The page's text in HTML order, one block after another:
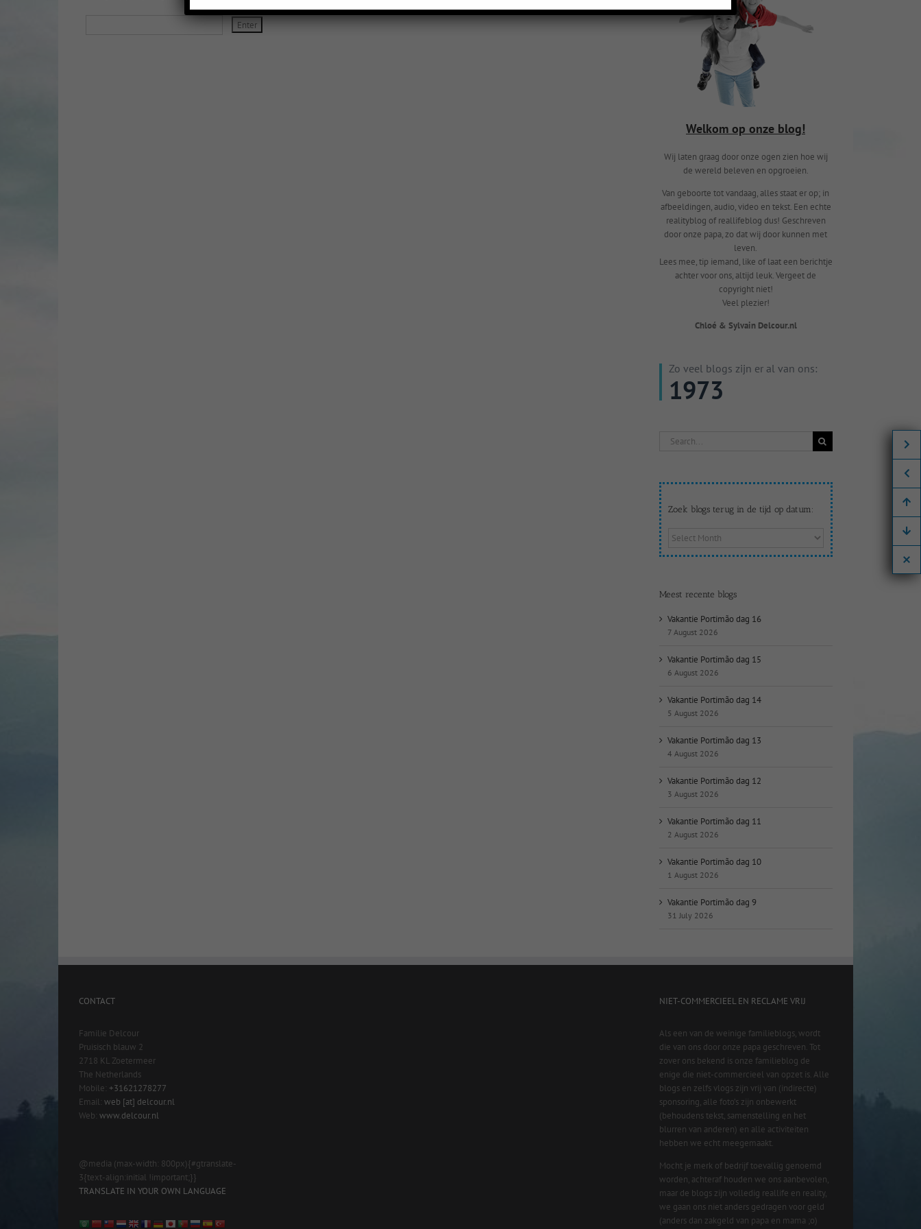
Welkom op onze blog!
Wij laten graag door onze ogen zien hoe wij
de wereld beleven en opgroeien.
Van geboorte tot vandaag, alles staat er op; in
afbeeldingen, audio, video en tekst. Een echte
realityblog of reallifeblog dus! Geschreven
door onze papa, zo dat wij door kunnen met
leven.
Lees mee, tip iemand, like of laat een berichtje
achter voor ons, altijd leuk. Vergeet de
copyright niet!
Veel plezier!
Chloé & Sylvain Delcour.nl
Zo veel blogs zijn er al van ons:
1973
Search
Zoek blogs terug in de tijd op datum:
Zoek
op
datum:
Meest recente blogs
Vakantie Portimão dag 16
7 August 2026
Vakantie Portimão dag 15
6 August 2026
Vakantie Portimão dag 14
5 August 2026
Vakantie Portimão dag 13
4 August 2026
Vakantie Portimão dag 12
3 August 2026
Vakantie Portimão dag 11
2 August 2026
Vakantie Portimão dag 10
1 August 2026
Vakantie Portimão dag 9
31 July 2026
CONTACT
Familie Delcour
Pruisisch blauw 2
2718 KL Zoetermeer
The Netherlands
Mobile: +31621278277
Email: web [at] delcour.nl
Web: www.delcour.nl
@media (max-width: 800px){#gtranslate-
3{text-align:initial !important;}}
TRANSLATE IN YOUR OWN LANGUAGE
NIET-COMMERCIEEL EN RECLAME VRIJ
Als een van de weinige familieblogs, wordt
die van ons door onze papa geschreven. Tot
zover ons bekend is onze familieblog de
enige die niet-commercieel van opzet is. Alle
blogs en zelfs vlogs zijn vrij van (indirecte)
sponsoring, alle foto’s zijn onbewerkt
(behoudens tekst, samenstelling en het
blurren van anderen) en alle activiteiten
hebben we echt meegemaakt.
Mocht je merk of bedrijf toevallig genoemd
worden, achteraf houden we ons aanbevolen,
maar de blogs zijn volledig reallife en reality,
we gaan ons niet anders gedragen voor geld
(anders dan zakgeld van papa en mama ;o)